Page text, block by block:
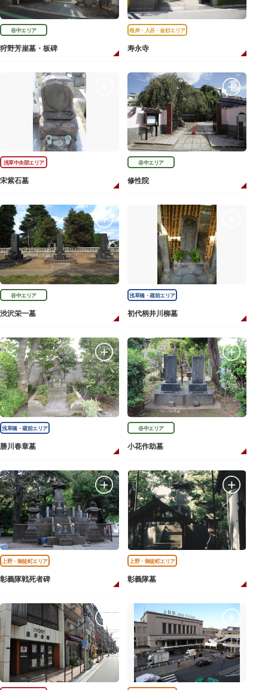
谷中エリア
狩野芳崖墓・板碑
根岸・入谷・金杉エリア
寿永寺
浅草中央部エリア
宋紫石墓
谷中エリア
修性院
谷中エリア
渋沢栄一墓
浅草橋・蔵前エリア
初代柄井川柳墓
浅草橋・蔵前エリア
勝川春章墓
谷中エリア
小花作助墓
上野・御徒町エリア
彰義隊戦死者碑
上野・御徒町エリア
彰義隊墓